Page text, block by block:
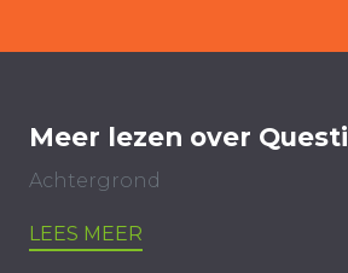
Meer lezen over
Achtergrond
LEES MEER